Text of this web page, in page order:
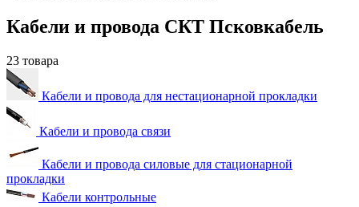
Кабели и провода СКТ Псковкабель
23 товара
Кабели и провода для нестационарной прокладки
Кабели и провода связи
Кабели и провода силовые для стационарной
прокладки
Кабели контрольные